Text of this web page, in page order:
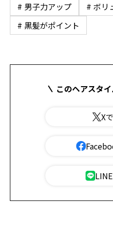
# 男子力アップ
# ボリ
# 黒髪がポイント
このヘアスタ
X